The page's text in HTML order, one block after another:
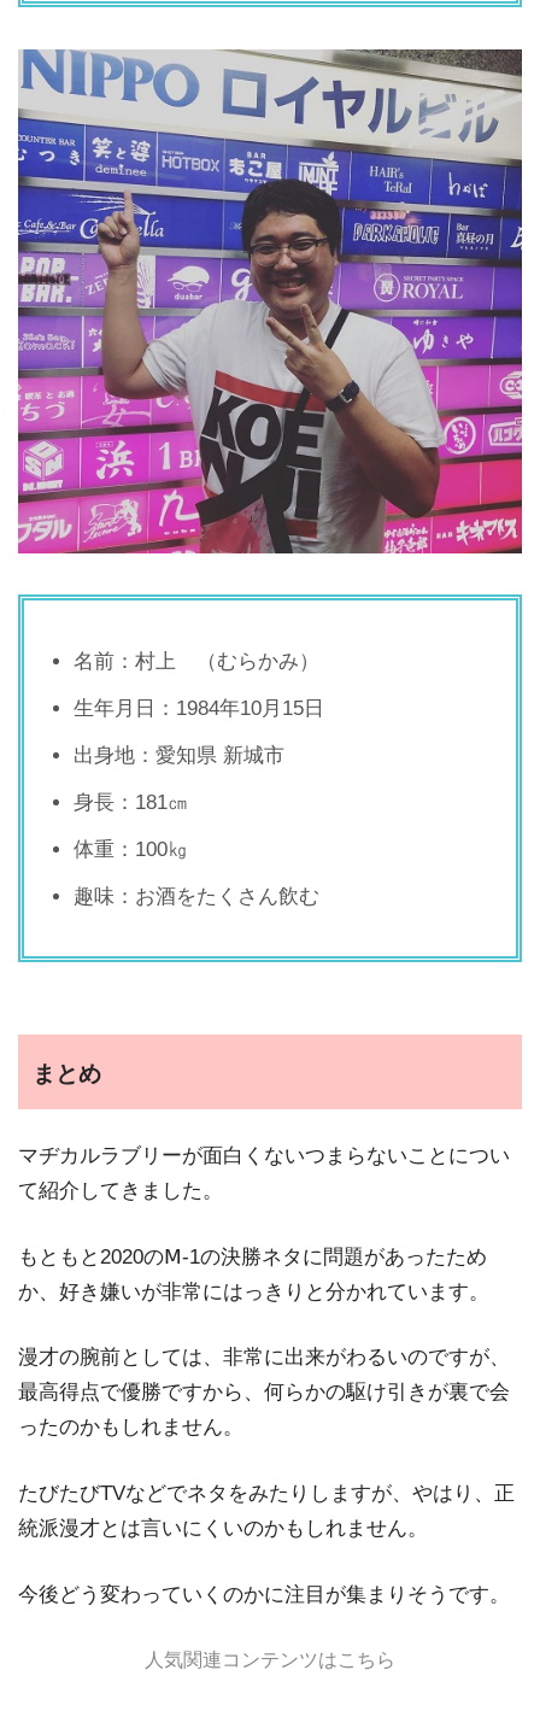
名前：村上 （むらかみ）
生年月日：1984年10月15日
出身地：愛知県 新城市
身長：181㎝
体重：100㎏
趣味：お酒をたくさん飲む
まとめ
マヂカルラブリーが面白くないつまらないことについ
て紹介してきました。
もともと2020のⅯ-1の決勝ネタに問題があったため
か、好き嫌いが非常にはっきりと分かれています。
漫才の腕前としては、非常に出来がわるいのですが、
最高得点で優勝ですから、何らかの駆け引きが裏で会
ったのかもしれません。
たびたびTVなどでネタをみたりしますが、やはり、正
統派漫才とは言いにくいのかもしれません。
今後どう変わっていくのかに注目が集まりそうです。
人気関連コンテンツはこちら